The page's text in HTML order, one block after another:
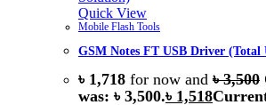
Quick View
Mobile Flash Tools
GSM Notes FT USB Driver
৳ 1,718 for now and৳3,500
was: ৳ 3,500.৳ 1,518